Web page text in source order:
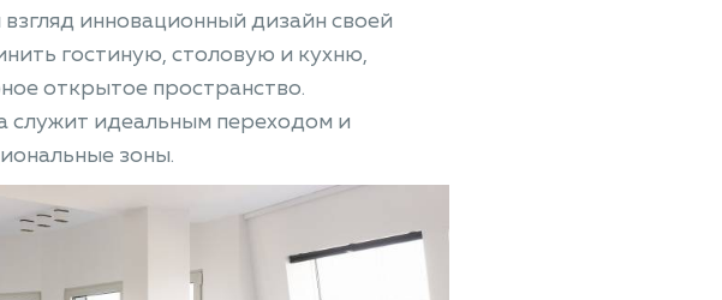
инновационный дизайн своей
гостиную, столовую и кухню,
открытое пространство.
служит идеальным переходом и
зоны.